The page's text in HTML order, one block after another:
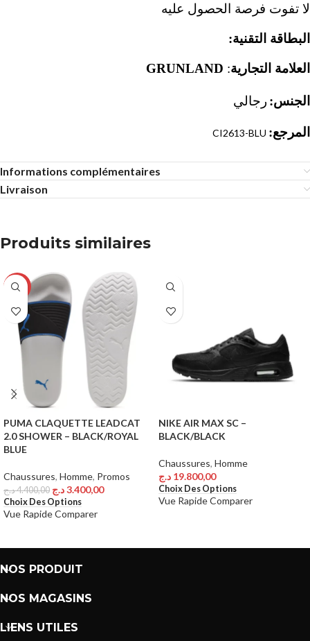
لا تفوت فرصة الحصول عليه
البطاقة التقنية:
العلامة التجارية:
GRUNLAND
الجنس: رجالي
المرجع:
Informations complémentaires
Livraison
Produits similaires
-23%
PUMA CLAQUETTE LEADCAT
2.0 SHOWER – BLACK/ROYAL
BLUE
Chaussures, Homme, Promos
4.400,00د.ج 3.400,00د.ج
Choix Des Options
Vue RapideComparer
NIKE AIR MAX SC –
BLACK/BLACK
Chaussures, Homme
19.800,00 د.ج
Choix Des Options
Vue RapideComparer
NOS PRODUIT
NOS MAGASINS
LIENS UTILES